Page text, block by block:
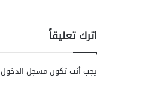
ؤ
ت
ر
اترك تعليقاً
يجب أنت تكونمسجل الدخول